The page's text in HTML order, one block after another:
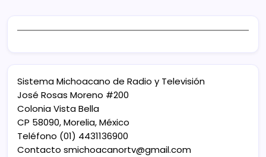
Sistema Michoacano de Radio y Televisión
José Rosas Moreno #200
Colonia Vista Bella
CP 58090, Morelia, México
Teléfono (01) 4431136900
Contacto smichoacanortv@gmail.com